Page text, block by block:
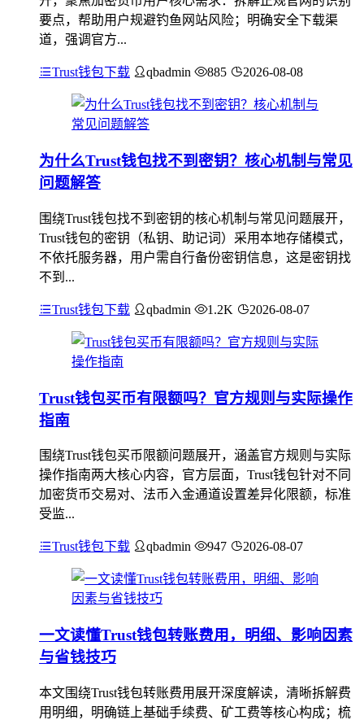
要点，帮助用户规避钓鱼网站风险；明确安全下载渠
道，强调官方...
Trust钱包下载 qbadmin 885 2026-08-08
为什么Trust钱包找不到密钥？核心机制与常见
问题解答
围绕Trust钱包找不到密钥的核心机制与常见问题展开，
Trust钱包的密钥（私钥、助记词）采用本地存储模式，
不依托服务器，用户需自行备份密钥信息，这是密钥找
不到...
Trust钱包下载 qbadmin 1.2K 2026-08-07
Trust钱包买币有限额吗？官方规则与实际操作
指南
围绕Trust钱包买币限额问题展开，涵盖官方规则与实际
操作指南两大核心内容，官方层面，Trust钱包针对不同
加密货币交易对、法币入金通道设置差异化限额，标准
受监...
Trust钱包下载 qbadmin 947 2026-08-07
一文读懂Trust钱包转账费用，明细、影响因素
与省钱技巧
本文围绕Trust钱包转账费用展开深度解读，清晰拆解费
用明细，明确链上基础手续费、矿工费等核心构成；梳